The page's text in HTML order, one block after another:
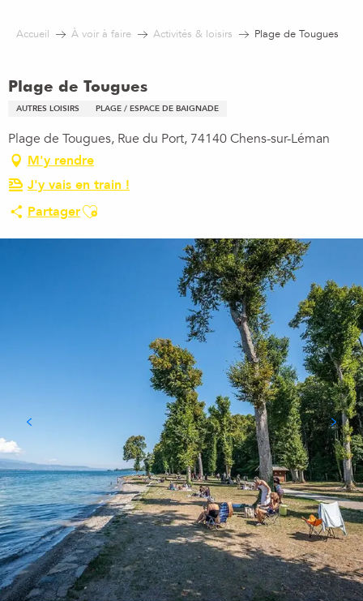
Accueil À voir à faire Activités & loisirs Plage de Tougues
Plage de Tougues
AUTRES LOISIRS PLAGE / ESPACE DE BAIGNADE
Plage de Tougues, Rue du Port, 74140 Chens-sur-Léman
M'y rendre
J'y vais en train !
PartagerAjouter aux favoris